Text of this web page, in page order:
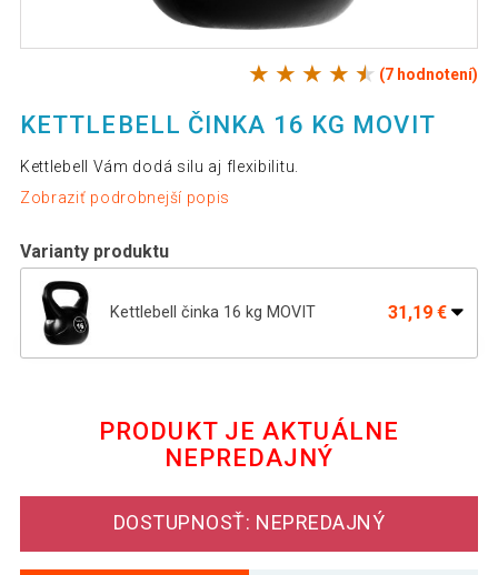
(7 hodnotení)
KETTLEBELL ČINKA 16 KG MOVIT
Kettlebell Vám dodá silu aj flexibilitu.
Zobraziť podrobnejší popis
Varianty produktu
Kettlebell činka 16 kg MOVIT 31,19 €
PRODUKT JE AKTUÁLNE
NEPREDAJNÝ
DOSTUPNOSŤ: NEPREDAJNÝ